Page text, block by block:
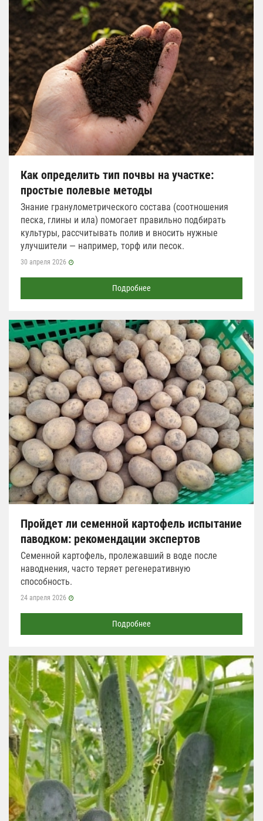
Как определить тип почвы на участке:
простые полевые методы
Знание гранулометрического состава (соотношения
песка, глины и ила) помогает правильно подбирать
культуры, рассчитывать полив и вносить нужные
улучшители — например, торф или песок.
30 апреля 2026
Подробнее
Пройдет ли семенной картофель испытание
паводком: рекомендации экспертов
Семенной картофель, пролежавший в воде после
наводнения, часто теряет регенеративную
способность.
24 апреля 2026
Подробнее